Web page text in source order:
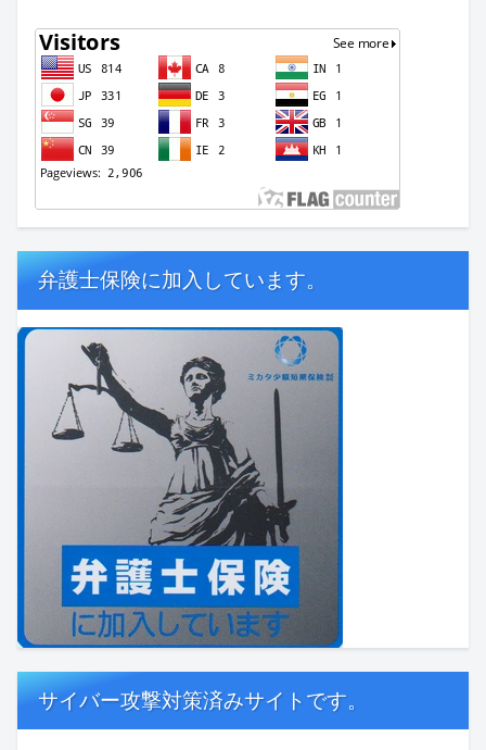
弁護士保険に加入しています。
サイバー攻撃対策済みサイトです。